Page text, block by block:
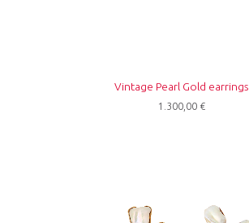
Vintage Pearl Gold earrings
1.300,00 €